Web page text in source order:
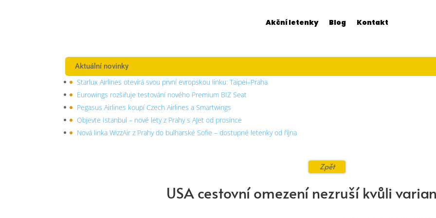
Akční letenky Blog Kontakt
Aktuální novinky
Starlux Airlines otevírá svou první evropskou linku: Taipei–Praha
Eurowings rozšiřuje testování nového Premium BIZ Seat
Pegasus Airlines koupí Czech Airlines a Smartwings
Objevte Istanbul – nové lety z Prahy s AJet od prosince
Nová linka WizzAir z Prahy do bulharské Sofie – dostupné letenky od října
Zpět
USA cestovní omezení nezruší kvůli